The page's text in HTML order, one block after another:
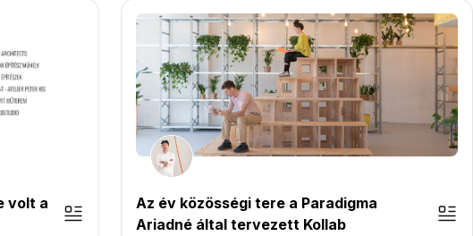
volt a
Az év közösségi tere a Paradigma
Ariadné által tervezett Kollab